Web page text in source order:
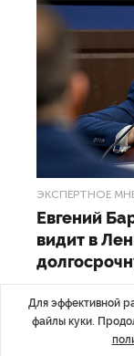
ЭКСПЕРТНОЕ
Евгений
видит в
Интервью с
области
Для эффективной
файлы куки.